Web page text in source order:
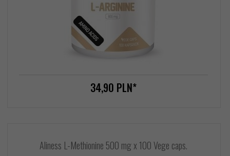
34,90 PLN*
Aliness L-Methionine 500 mg x 100 Vege caps.